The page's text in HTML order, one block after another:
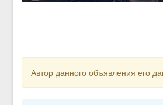
Автор данного объявления его